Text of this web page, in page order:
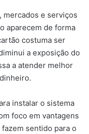
mercados e serviços
aparecem de forma
costuma ser
a exposição do
a atender melhor
instalar o sistema
foco em vantagens
sentido para o